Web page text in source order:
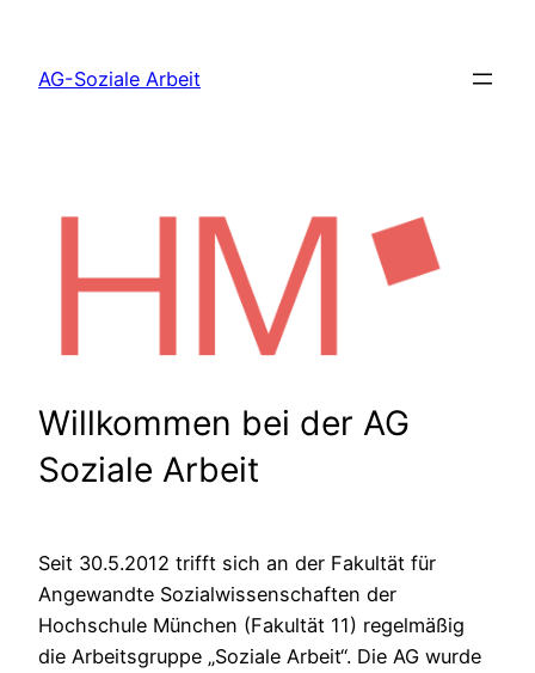
springen
AG-Soziale Arbeit
Willkommen bei der AG
Soziale Arbeit
Seit 30.5.2012 trifft sich an der Fakultät für
Angewandte Sozialwissenschaften der
Hochschule München (Fakultät 11) regelmäßig
die Arbeitsgruppe „Soziale Arbeit“. Die AG wurde